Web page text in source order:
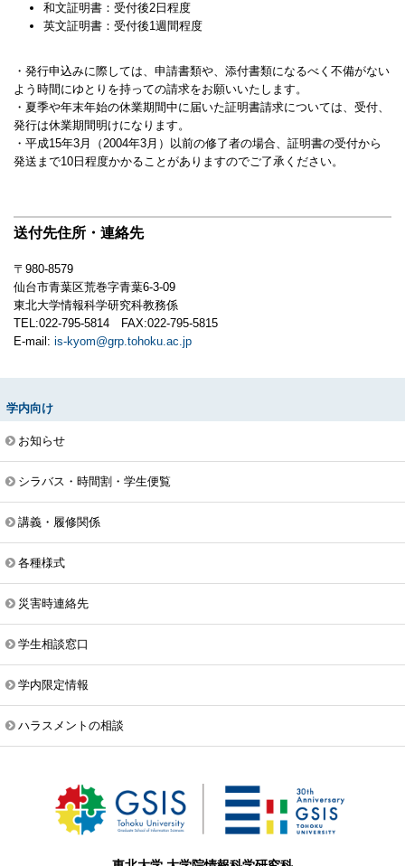
和文証明書：受付後2日程度
英文証明書：受付後1週間程度
・発行申込みに際しては、申請書類や、添付書類になるべく不備がない
よう時間にゆとりを持っての請求をお願いいたします。
・夏季や年末年始の休業期間中に届いた証明書請求については、受付、
発行は休業期間明けになります。
・平成15年3月（2004年3月）以前の修了者の場合、証明書の受付から
発送まで10日程度かかることがありますのでご了承ください。
送付先住所・連絡先
〒980-8579
仙台市青葉区荒巻字青葉6-3-09
東北大学情報科学研究科教務係
TEL:022-795-5814 FAX:022-795-5815
E-mail: is-kyom@grp.tohoku.ac.jp
学内向け
お知らせ
シラバス・時間割・学生便覧
講義・履修関係
各種様式
災害時連絡先
学生相談窓口
学内限定情報
ハラスメントの相談